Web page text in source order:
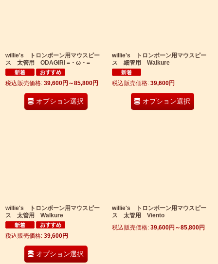
willie's トロンボーン用マウスピー
ス 太管用 ODAGIRI =・ω・=
税込 : 39,600円 ～85,800円
オプション選択
willie's トロンボーン用マウスピー
ス 細管用 Walkure
税込 : 39,600円
オプション選択
willie's トロンボーン用マウスピー
ス 太管用 Walkure
税込 : 39,600円
オプション選択
willie's トロンボーン用マウスピー
ス 太管用 Viento
税込
: 39,600円 ～85,800円